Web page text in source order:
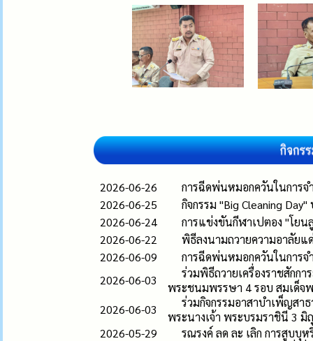
2026-06-26
การฉีดพ่นหมอกควันในการจ
2026-06-25
กิจกรรม "Big Cleaning
2026-06-24
การแข่งขันกีฬาเปตอง "โย
2026-06-22
พิธีลงนามถวายความอาลัยแ
2026-06-09
การฉีดพ่นหมอกควันในการจ
2026-06-03
ร่วมพิธีถวายเครื่องราชสักก
พระชนมพรรษา 4 รอบ สมเด็จ
2026-06-03
ร่วมกิจกรรมอาสาบำเพ็ญสา
พระนางเจ้า พระบรมราชินี 3 มิ
2026-05-29
รณรงค์ ลด ละ เลิก การสูบบุ